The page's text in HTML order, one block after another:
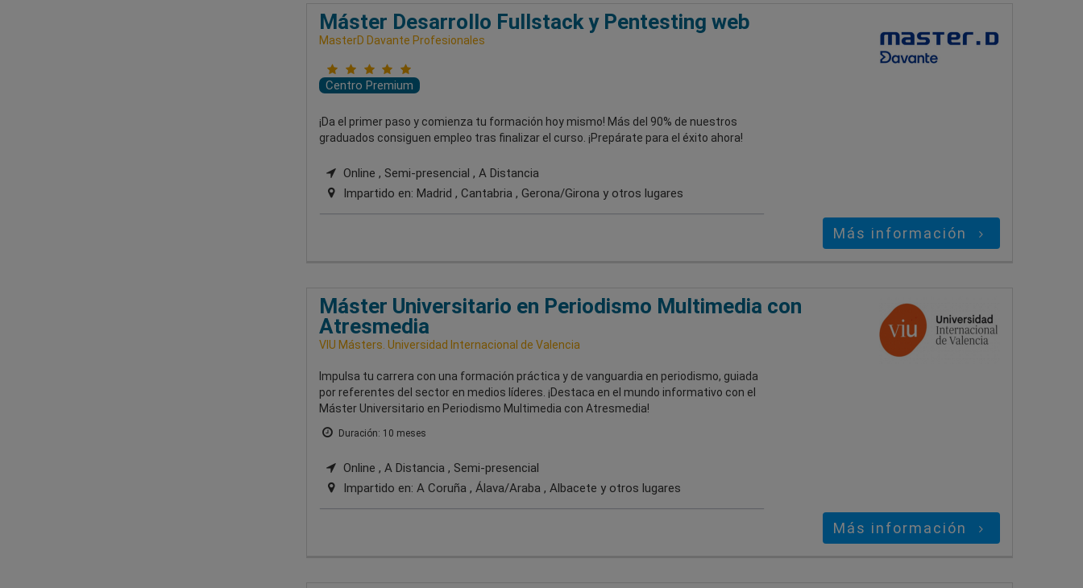
Máster Desarrollo Fullstack y Pentesting web
MasterD Davante Profesionales
Centro Premium
¡Da el primer paso y comienza tu formación hoy mismo! Más del 90% de nuestros
graduados consiguen empleo tras finalizar el curso. ¡Prepárate para el éxito ahora!
Online , Semi-presencial , A Distancia
Impartido en: Madrid , Cantabria , Gerona/Girona y otros lugares
Más información
Máster Universitario en Periodismo Multimedia con
Atresmedia
VIU Másters. Universidad Internacional de Valencia
Impulsa tu carrera con una formación práctica y de vanguardia en periodismo, guiada
por referentes del sector en medios líderes. ¡Destaca en el mundo informativo con el
Máster Universitario en Periodismo Multimedia con Atresmedia!
Duración: 10 meses
Online , A Distancia , Semi-presencial
Impartido en: A Coruña , Álava/Araba , Albacete y otros lugares
Más información